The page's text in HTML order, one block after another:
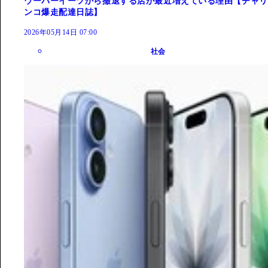
ンコ爆走配達日誌】
2026年05月14日 07:00
社会